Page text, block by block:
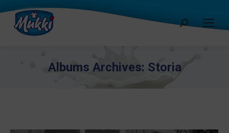
Cerca:
Albums Archives: Storia